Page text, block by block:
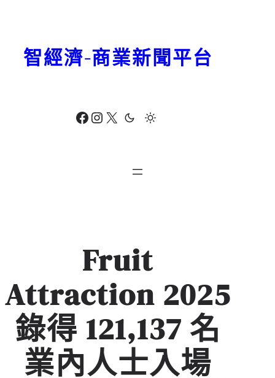
Facebook Instagram X
智經濟-商業新聞平台
Fruit
Attraction 2025
錄得 121,137 名
業內人士入場